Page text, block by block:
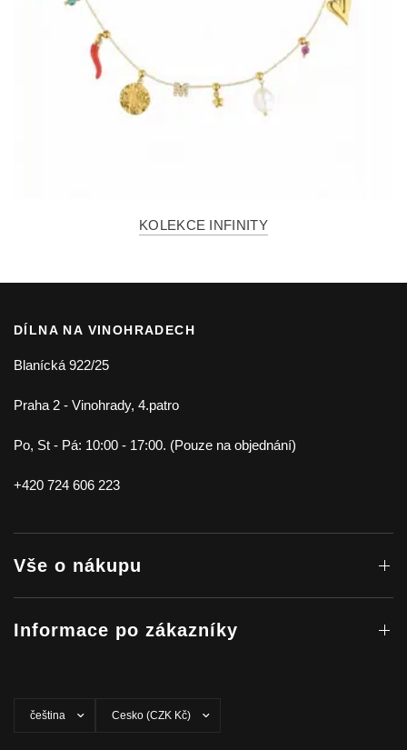
KOLEKCE INFINITY
DÍLNA NA VINOHRADECH
Blanícká 922/25
Praha 2 - Vinohrady, 4.patro
Po, St - Pá: 10:00 - 17:00. (Pouze na objednání)
+420 724 606 223
Vše o nákupu
Informace po zákazníky
zemi/oblast